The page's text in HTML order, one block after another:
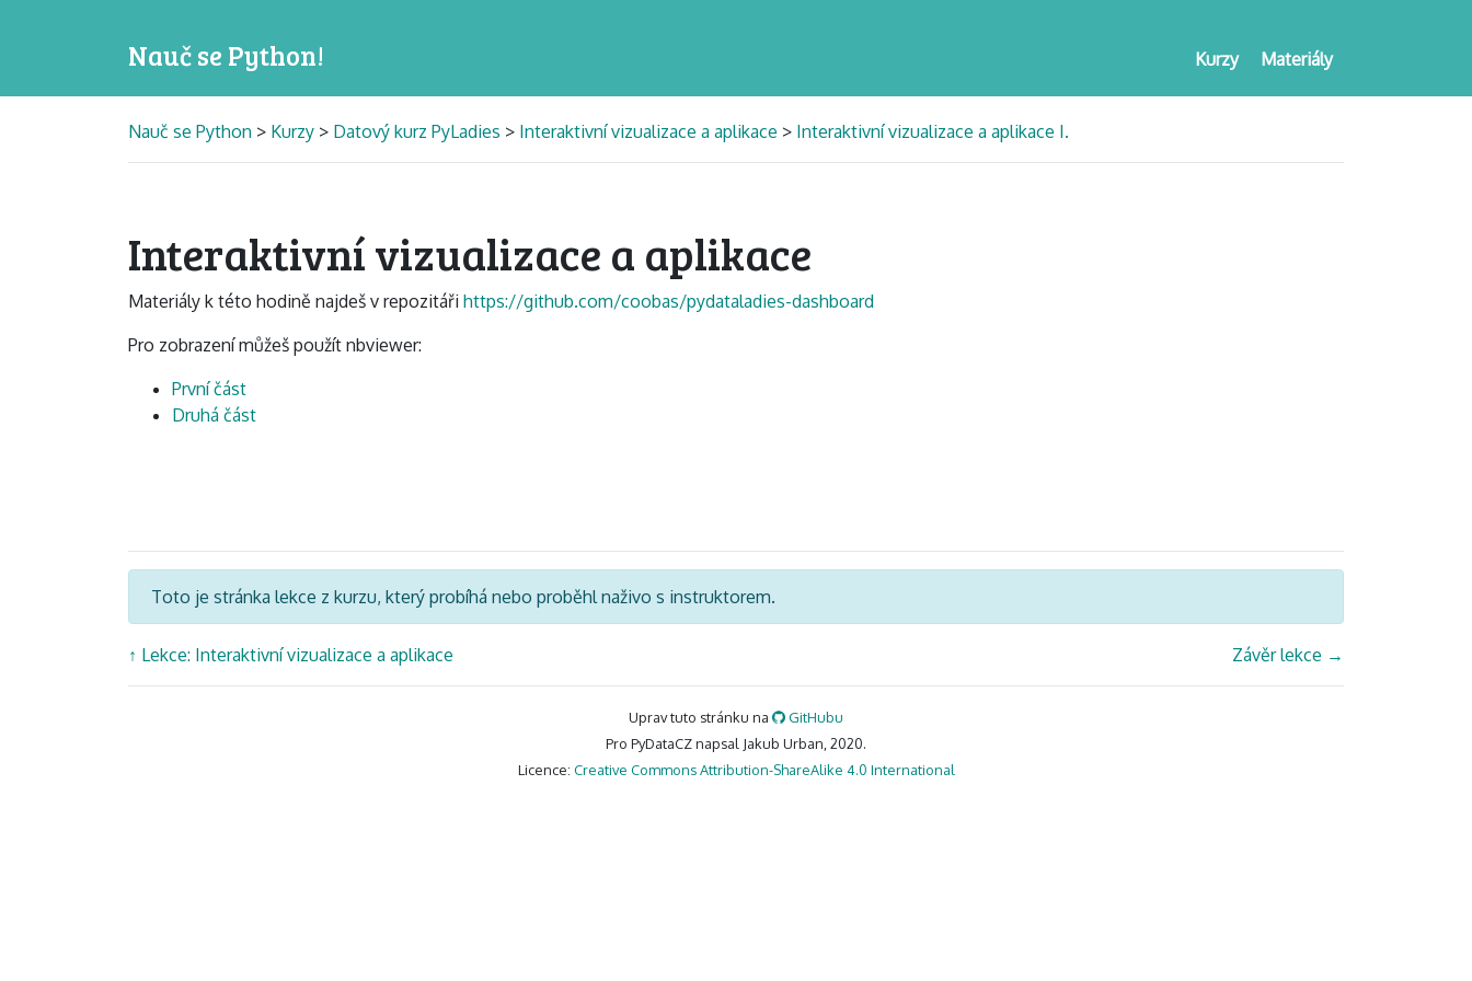
Nauč se Python! Materiály
Kurzy
Nauč se Python > Kurzy > Datový kurz PyLadies > Interaktivní vizualizace a aplikace > Interaktivní vizualizace a aplikace I.
Interaktivní vizualizace a aplikace
Materiály k této hodině najdeš v repozitáři https://github.com/coobas/pydataladies-dashboard
Pro zobrazení můžeš použít nbviewer:
První část
Druhá část
Toto je stránka lekce z kurzu, který probíhá nebo proběhl naživo s instruktorem.
↑ Lekce: Interaktivní vizualizace a aplikace Závěr lekce →
Uprav tuto stránku na
GitHubu
Pro PyDataCZ napsal Jakub Urban, 2020.
Licence: Creative Commons Attribution-ShareAlike 4.0 International